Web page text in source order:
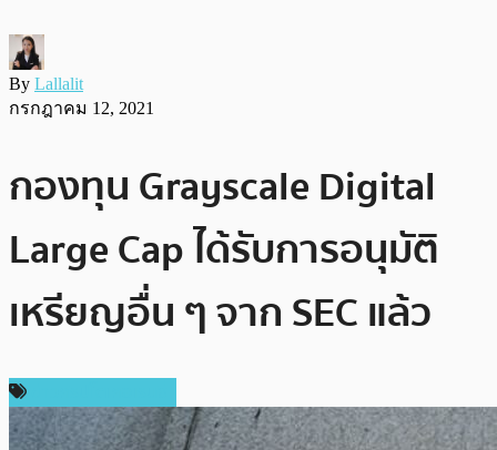
By Lallalit
กรกฎาคม 12, 2021
กองทุน Grayscale Digital
Large Cap ได้รับการอนุมัติ
เหรียญอื่น ๆ จาก SEC แล้ว